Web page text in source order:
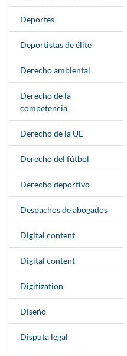
Deportes
Deportistas de élite
Derecho ambiental
Derecho de la
competencia
Derecho de la UE
Derecho del fútbol
Derecho deportivo
Despachos de abogados
Digital content
Digital content
Digitization
Diseño
Disputa legal